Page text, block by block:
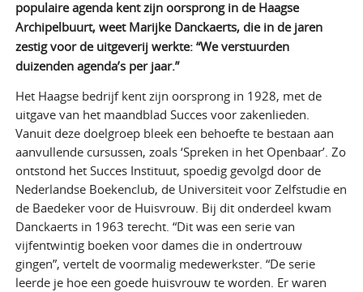
populaire agenda kent zijn oorsprong in de Haagse
Archipelbuurt, weet Marijke Danckaerts, die in de jaren
zestig voor de uitgeverij werkte: “We verstuurden
duizenden agenda’s per jaar.”
Het Haagse bedrijf kent zijn oorsprong in 1928, met de
uitgave van het maandblad Succes voor zakenlieden.
Vanuit deze doelgroep bleek een behoefte te bestaan aan
aanvullende cursussen, zoals ‘Spreken in het Openbaar’. Zo
ontstond het Succes Instituut, spoedig gevolgd door de
Nederlandse Boekenclub, de Universiteit voor Zelfstudie en
de Baedeker voor de Huisvrouw. Bij dit onderdeel kwam
Danckaerts in 1963 terecht. “Dit was een serie van
vijfentwintig boeken voor dames die in ondertrouw
gingen”, vertelt de voormalig medewerkster. “De serie
leerde je hoe een goede huisvrouw te worden. Er waren